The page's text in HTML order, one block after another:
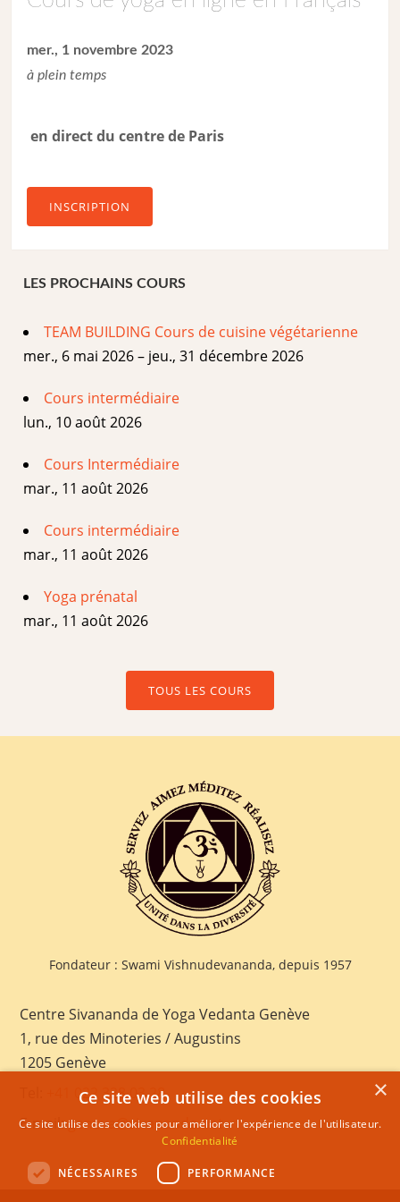
mer., 1 novembre 2023
à plein temps
en direct du centre de Paris
INSCRIPTION
LES PROCHAINS COURS
TEAM BUILDING Cours de cuisine végétarienne
mer., 6 mai 2026 – jeu., 31 décembre 2026
Cours intermédiaire
lun., 10 août 2026
Cours Intermédiaire
mar., 11 août 2026
Cours intermédiaire
mar., 11 août 2026
Yoga prénatal
mar., 11 août 2026
TOUS LES COURS
Fondateur : Swami Vishnudevananda, depuis 1957
Centre Sivananda de Yoga Vedanta Genève
1, rue des Minoteries / Augustins
1205 Genève
+41 022 328 03 28
E-mail:geneva@sivananda.net
×
Ce site web utilise des cookies
Ce site utilise des cookies pour améliorer l'expérience de l'utilisateur.
Confidentialité
NÉCESSAIRES PERFORMANCE